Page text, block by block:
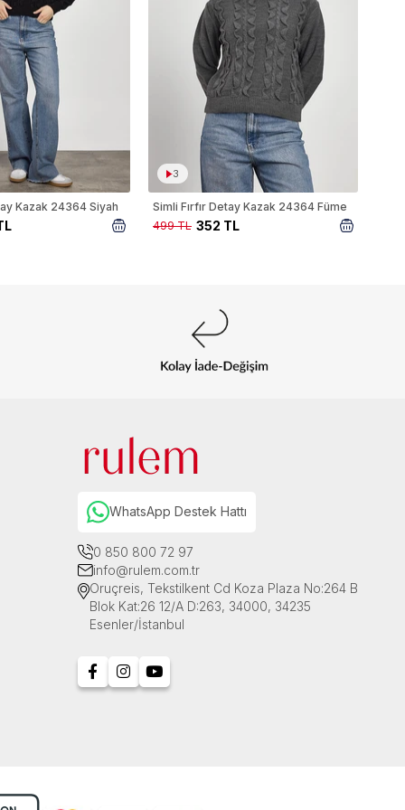
Kazak 24364 Siyah
3
Simli Fırfır Detay Kazak 24364 Füme
352 TL
499 TL
WhatsApp Destek Hattı
0 850 800 72 97
info@rulem.com.tr
Oruçreis, Tekstilkent Cd Koza Plaza No:264 B
Blok Kat:26 12/A D:263, 34000, 34235
Esenler/İstanbul